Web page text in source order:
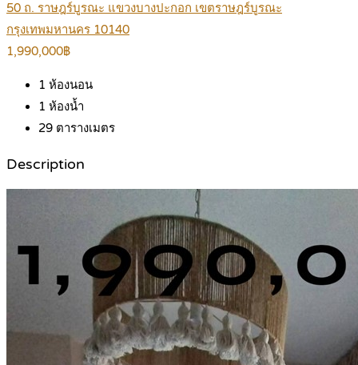
50 ถ. ราษฎร์บูรณะ แขวงบางปะกอก เขตราษฎร์บูรณะ
กรุงเทพมหานคร 10140
1,990,000฿
1 ห้องนอน
1 ห้องน้ำ
29 ตารางเมตร
Description